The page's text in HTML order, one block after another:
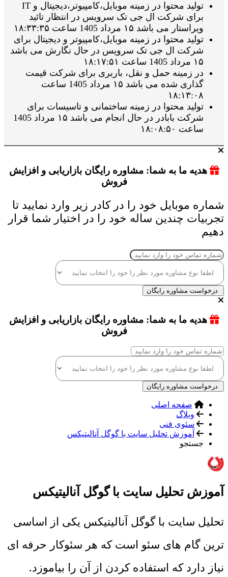
تولید محتوا در زمینه موبایل،کامپیوتر،دیجیتال و IT
برای شرکت ال جی تک سرویس در انتظار تائید
ویراستار می باشد ۱۵ مرداد 1405 ساعت ۱۸:۳۳:۳۵
تولید محتوا در زمینه موبایل،کامپیوتر و دیجیتال برای
شرکت ال جی تک سرویس در حال نگارش می باشد
۱۵ مرداد 1405 ساعت ۱۸:۱۷:۵۱
در زمینه حمل و نقل، باربری برای شرکت قیمت
گذاری شده می باشد ۱۵ مرداد 1405 ساعت
۱۸:۱۳:۰۸
تولید محتوا در زمینه ساختمانی و تاسیسات برای
شرکت بابادر در حال انجام می باشد ۱۵ مرداد 1405
ساعت ۱۸:۰۸:۵۰
هدیه ما به شما: مشاوره رایگان بازاریابی و افزایش
فروش
شماره موبایل خود را در کادر زیر وارد نمایید تا
تجربیات چندین ساله خود را در اختیار شما قرار
دهیم
درخواست مشاوره رایگان
هدیه ما به شما: مشاوره رایگان بازاریابی و افزایش
فروش
درخواست مشاوره رایگان
صفحه اصلی
وبلاگ
سئوی فنی
آموزش تحلیل سایت با گوگل آنالیتیکس
جستجو
آموزش تحلیل سایت با گوگل آنالیتیکس
تحلیل سایت با گوگل آنالیتیکس یکی از اساسی
ترین گام های سئو است که هر سئوکار حرفه ای
نیاز دارد که استفاده کردن از آن را بیاموزد.